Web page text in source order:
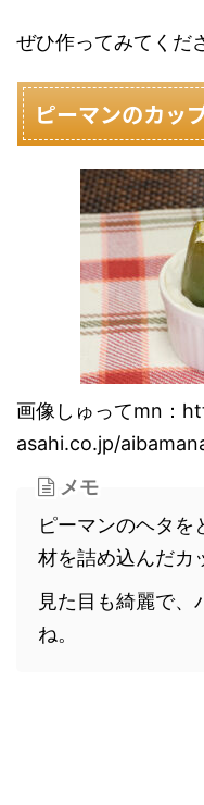
ぜひ作ってみてくだ
ピーマンのカッ
画像しゅってmn：
asahi.co.jp/
メモ
ピーマンのヘタを
材を詰め込んだカ
見た目も綺麗で、
ね。